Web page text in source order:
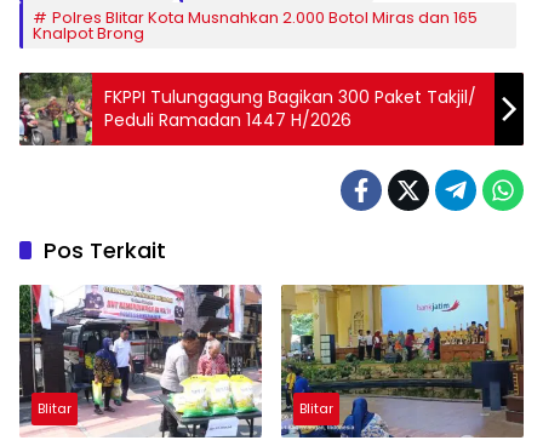
Polres Blitar Kota Musnahkan 2.000 Botol Miras dan 165
Knalpot Brong
FKPPI Tulungagung Bagikan 300 Paket Takjil/
Peduli Ramadan 1447 H/2026
Pos Terkait
Blitar Blitar